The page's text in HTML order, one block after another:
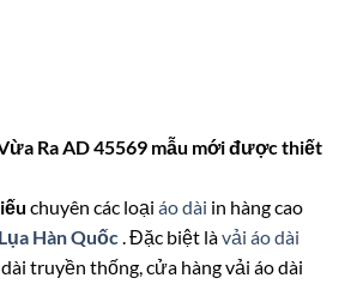
Ra AD 45569 mẫu mới được thiết
chuyên các loại áo dài in hàng cao
Lụa Hàn Quốc. Đặc biệt làvải áo dài
truyền thống, cửa hàng vải áo dài